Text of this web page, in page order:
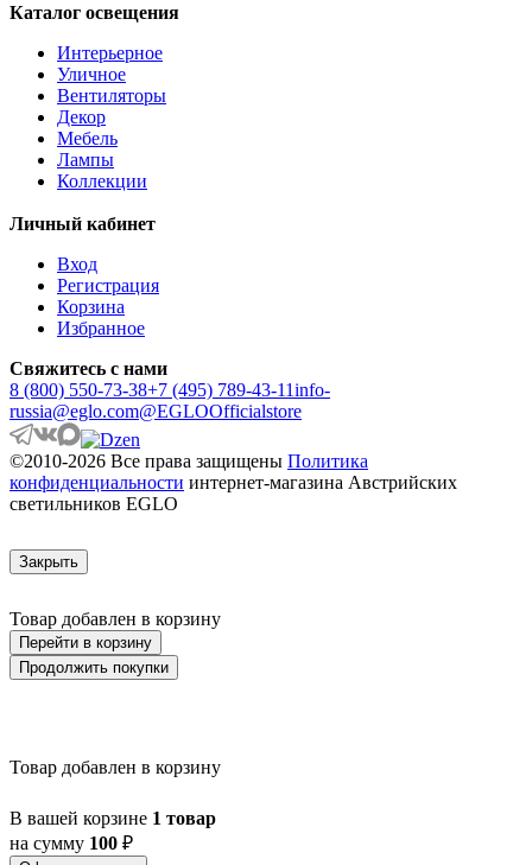
ANTELAO
ANTIPOLO
ANWICK
ANWICK 1
ANZINO
APRICALE
ARACENA
ARANGONA
ARANZOLA
ARENALES
ARGOLIS 2
ARISCANI
ARISCANI 2
ARNHEM
ARRECIFE
ARTANA
ASBY
ASINDRO
ATOLLARI
AULIYE
AUROTONELLO
AUSTELL
AZAR 60
AZBARREN
BAILRIGG
BALEZZE
BALIGUIAN
BALLINA
BALMAHA
BALNARIO
BARBOTTO
BARI-M
BARNSTAPLE
BASALGO 1
Каталог освещения
Интерьерное
Уличное
Вентиляторы
Декор
Мебель
Лампы
Коллекции
Личный кабинет
Вход
Регистрация
Корзина
Избранное
Свяжитесь с нами
8 (800) 550-73-38+7 (495) 789-43-11info-
russia@eglo.com@EGLOOfficialstore
©2010-2026 Все права защищены Политика
конфиденциальности интернет-магазина Австрийских
светильников EGLO
Закрыть
Товар добавлен в корзину
Перейти в корзину
Продолжить покупки
Товар добавлен в корзину
В вашей корзине 1 товар
на сумму 100 ₽